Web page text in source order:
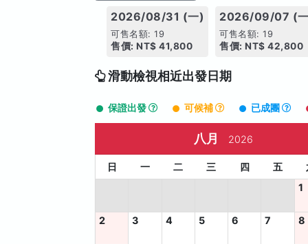
2026/08/31 (一)
可售名額: 19
售價: NT$ 41,800
2026/09/07 (
可售名額: 19
售價: NT$ 42,800
滑動檢視相近出發日期
保證出發 可候補 已成團
八月 2026
日 一 二 三 四 五
1
2 3 4 5 6 7 8